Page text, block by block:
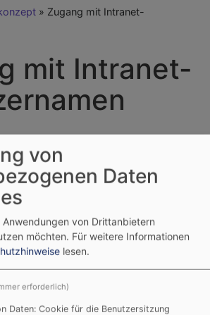
Zugang mit Intranet-
mit Intranet-
dass Sie sich mit ihrem
Benutzernamen bei
anmelden, sofern Sie die
Intranet
einzurichten, tragen Sie
ihren persönlichen Intranet-
von
Daten
von Drittanbietern
möchten. Für weitere Informationen
lesen.
erforderlich)
Daten: Cookie für die Benutzersitzung